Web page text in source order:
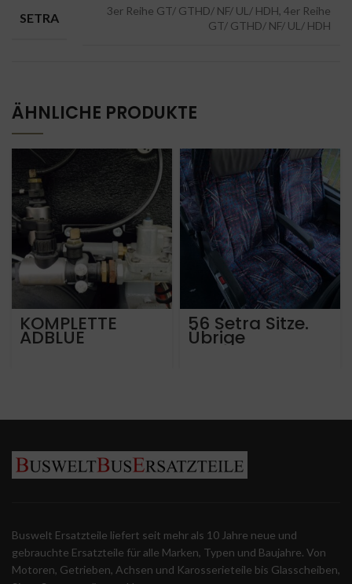
SETRA
3er Reihe GT/ GTHD/ NF/ UL/ HDH, 4er Reihe
GT/ GTHD/ NF/ UL/ HDH
ÄHNLICHE PRODUKTE
KOMPLETTE
ADBLUE
ANLAGEN
56 Setra Sitze.
Übrige
Mercedes Setra
Buswelt Ersatzteile liefert seit mehr als 10 Jahre neue und
gebrauchte Ersatzteile für alle Marken, Typen und Baujahre. Von
Motoren, Getrieben, Achsen und Karosserieteile bis Glasscheiben,